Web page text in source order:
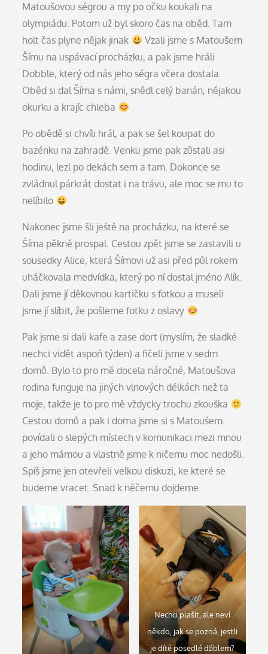
Matoušovou ségrou a my po očku koukali na
olympiádu. Potom už byl skoro čas na oběd. Tam
holt čas plyne nějak jinak
Vzali jsme s Matoušem
Šímu na uspávací procházku, a pak jsme hráli
Dobble, který od nás jeho ségra včera dostala.
Oběd si dal Šíma s námi, snědl celý banán, nějakou
okurku a krajíc chleba
Po obědě si chvíli hrál, a pak se šel koupat do
bazénku na zahradě. Venku jsme pak zůstali asi
hodinu, lezl po dekách sem a tam. Dokonce se
zvládnul párkrát dostat i na trávu, ale moc se mu to
nelíbilo
Nakonec jsme šli ještě na procházku, na které se
Šíma pěkně prospal. Cestou zpět jsme se zastavili u
sousedky Alice, která Šímovi už asi před půl rokem
uháčkovala medvídka, který po ní dostal jméno Alík.
Dali jsme jí děkovnou kartičku s fotkou a museli
jsme jí slíbit, že pošleme fotku z oslavy
Pak jsme si dali kafe a zase dort (myslím, že sladké
nechci vidět aspoň týden) a fičeli jsme v sedm
domů. Bylo to pro mě docela náročné, Matoušova
rodina funguje na jiných vlnových délkách než ta
moje, takže je to pro mě vždycky trochu zkouška
Cestou domů a pak i doma jsme si s Matoušem
povídali o slepých místech v komunikaci mezi mnou
a jeho mámou a vlastně jsme k ničemu moc nedošli.
Spíš jsme jen otevřeli velkou diskuzi, ke které se
budeme vracet. Snad k něčemu dojdeme.
Nechci plašit, ale neví
někdo, jak se pozná, jestli
je dítě posedlé ďáblem?